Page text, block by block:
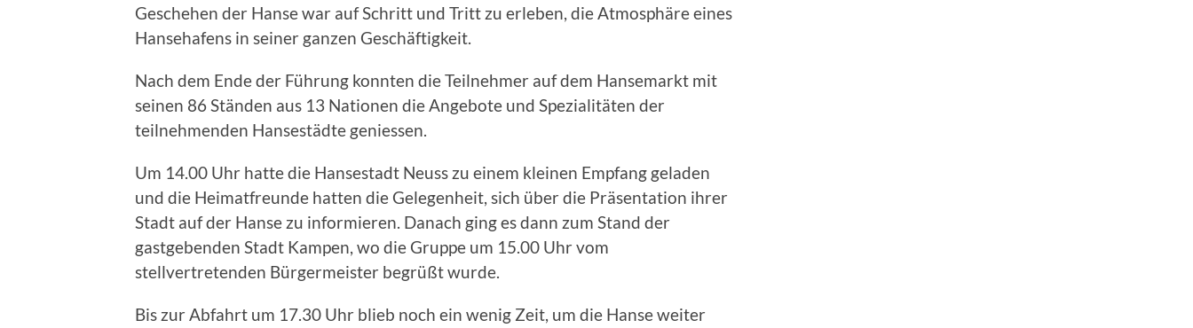
Geschehen der Hanse war auf Schritt und Tritt zu erleben, die Atmosphäre eines
Hansehafens in seiner ganzen Geschäftigkeit.
Nach dem Ende der Führung konnten die Teilnehmer auf dem Hansemarkt mit
seinen 86 Ständen aus 13 Nationen die Angebote und Spezialitäten der
teilnehmenden Hansestädte geniessen.
Um 14.00 Uhr hatte die Hansestadt Neuss zu einem kleinen Empfang geladen
und die Heimatfreunde hatten die Gelegenheit, sich über die Präsentation ihrer
Stadt auf der Hanse zu informieren. Danach ging es dann zum Stand der
gastgebenden Stadt Kampen, wo die Gruppe um 15.00 Uhr vom
stellvertretenden Bürgermeister begrüßt wurde.
Bis zur Abfahrt um 17.30 Uhr blieb noch ein wenig Zeit, um die Hanse weiter